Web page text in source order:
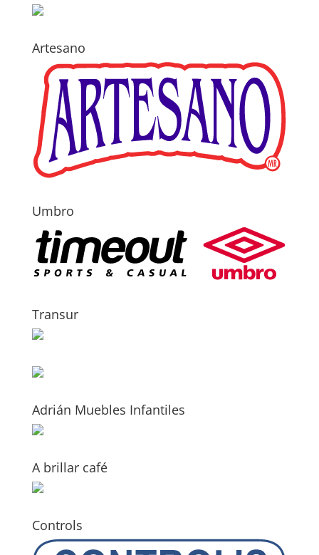
Artesano
Umbro
Transur
Adrián Muebles Infantiles
A brillar café
Controls